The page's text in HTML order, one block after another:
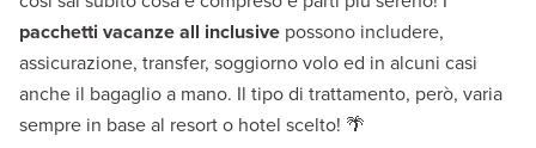
pacchetti vacanze all inclusive possono includere,
assicurazione, transfer, soggiorno volo ed in alcuni casi
anche il bagaglio a mano. Il tipo di trattamento, però, varia
sempre in base al resort o hotel scelto! 🌴